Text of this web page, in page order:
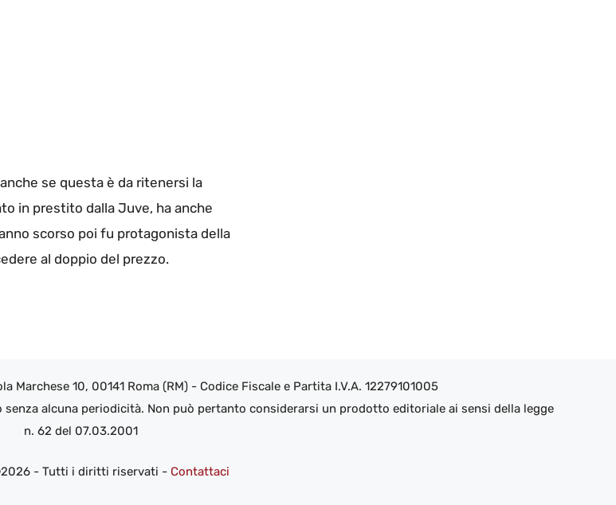
se questa è da ritenersi la
in prestito dalla Juve, ha anche
scorso poi fu protagonista della
al doppio del prezzo.
Marchese 10, 00141 Roma (RM) - Codice Fiscale e Partita I.V.A. 12279101005
alcuna periodicità. Non può pertanto considerarsi un prodotto editoriale ai sensi della legge
n. 62 del 07.03.2001
- Tutti i diritti riservati - Contattaci